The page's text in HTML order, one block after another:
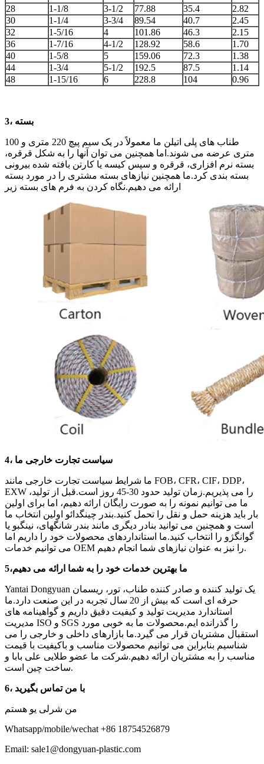
28
1-1/8 3-1/2 77.88 35.4
2.82
30
1-1/4 3-3/4 89.54 40.7
2.45
32
1-5/16 4 101.86 46.3
2.15
36
1-7/16 4-1/2 128.92 58.6
1.70
40
1-5/8 5 159.06 72.3
1.38
44
1-3/4 5-1/2 192.5 87.5
1.14
48
1-15/16 6 228.8 104 0.96
3، بسته
طناب های پلی اتیلن ما معمولاً در یک سیم پیچ 220 متری و 100
متری عرضه می شوند.اما همچنین می توان آنها را به شکل قرقره،
بسته نرم افزاری، قرقره و سپس کیسه یا کارتن بافته شده بیرونی
بسته بندی کرد.ما همچنین نیازهای بسته مشتری را در مورد بسته
ارائه می دهیم.نگاه کردن به فرم های بسته زیر
4، سیاست تجارت خارجی ما
ما شرایط سیاست تجارت خارجی مانند FOB، CFR، CIF، DDP،
EXW را می پذیریم.زمان تولید حدود 30-45 روز است.قبل از تولید،
ما می توانیم نمونه را به صورت رایگان ارائه دهیم، اما برای اولین
بار باید هزینه حمل و نقل را تحمل کنید.بندر چینگدائو اولین انتخاب ما
است و همچنین می توانید بنادر دیگری مانند بندر شانگهای، نینگبو یا
گوانگژو را انتخاب کنید.ما استانداردهای محصولات خود را داریم اما
می توانیم خدمات OEM را نیز به عنوان نیازهای شما انجام دهیم.
5،ما بهترین خدمات خود را به شما ارائه می دهیم
Yantai Dongyuan یک تولید کننده و صادر کننده طناب، تور، ریسمان
حرفه ای است که بیش از 20 سال تجربه در این صنعت دارد.ما
استاندارد مدیریت تولید و کیفیت دقیق داریم و گواهینامه های
مدیریت ISO و SGS را گذرانده ایم.محصولات ما به خوبی مورد
استقبال مشتریان قرار می گیرد.ما بازارهای داخلی و خارجی را می
شناسیم بنابراین می توانیم محصولات مناسب و باکیفیت با قیمت
مناسب را به مشتریان ارائه دهیم.شرکت ما عضو طلایی علی بابا و
ساخت چین است.
6، با من تماس بگیرید
من شرلی یو هستم
Whatsapp/mobile/wechat +86 18754526879
Email: sale1@dongyuan-plastic.com